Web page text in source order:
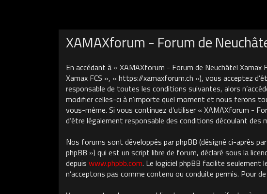
XAMAXforum - Forum de
En accédant à « XAMAXforum - Forum de Neuchâtel
Xamax FCS », « https://xamaxforum.ch »), vous acceptez
responsable de toutes les conditions suivantes, alors
modifier celles-ci à n’importe quel moment et nous ferons
vous-même. Si vous continuez d’utiliser « XAMAXforum -
d’être légalement responsable des conditions découlant
Nos forums sont développés par phpBB (désigné ci-après
phpBB ») qui est un script libre de forum, déclaré sous la
depuis www.phpbb.com. Le logiciel phpBB facilite seulement
n’acceptons pas comme contenu ou conduite permis. Pour